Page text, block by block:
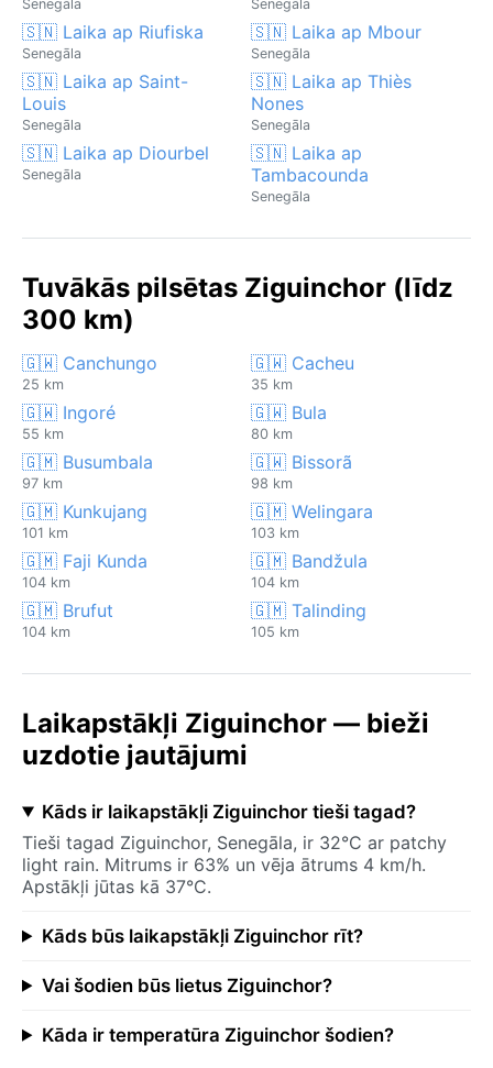
Senegāla Senegāla
🇸🇳 Laika ap Riufiska
Senegāla
🇸🇳 Laika ap Mbour
Senegāla
🇸🇳 Laika ap Saint-
Louis
Senegāla
🇸🇳 Laika ap Thiès
Nones
Senegāla
🇸🇳 Laika ap Diourbel
Senegāla
🇸🇳 Laika ap
Tambacounda
Senegāla
Tuvākās pilsētas Ziguinchor (līdz
300 km)
🇬🇼 Canchungo
25 km
🇬🇼 Cacheu
35 km
🇬🇼 Ingoré
55 km
🇬🇼 Bula
80 km
🇬🇲 Busumbala
97 km
🇬🇼 Bissorã
98 km
🇬🇲 Kunkujang
101 km
🇬🇲 Welingara
103 km
🇬🇲 Faji Kunda
104 km
🇬🇲 Bandžula
104 km
🇬🇲 Brufut
104 km
🇬🇲 Talinding
105 km
Laikapstākļi Ziguinchor — bieži
uzdotie jautājumi
Kāds ir laikapstākļi Ziguinchor tieši tagad?
Tieši tagad Ziguinchor, Senegāla, ir 32°C ar patchy
light rain. Mitrums ir 63% un vēja ātrums 4 km/h.
Apstākļi jūtas kā 37°C.
Kāds būs laikapstākļi Ziguinchor rīt?
Vai šodien būs lietus Ziguinchor?
Kāda ir temperatūra Ziguinchor šodien?